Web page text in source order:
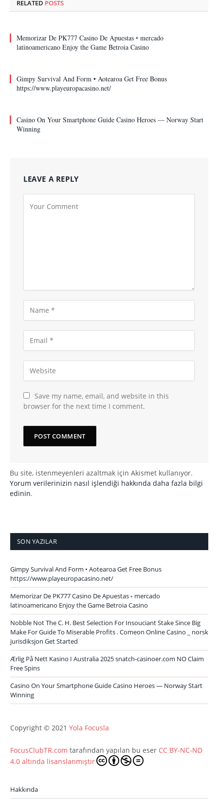
RELATED POSTS
Memorizar De PK777 Casino De Apuestas ◦ mercado
latinoamericano Enjoy the Game Betroia Casino
Gimpy Survival And Form • Aotearoa Get Free Bonus
https://www.playeuropacasino.net/
Casino On Your Smartphone Guide Casino Heroes — Norway Start
Winning
LEAVE A REPLY
Save my name, email, and website in this
browser for the next time I comment.
Bu site, istenmeyenleri azaltmak için Akismet kullanıyor.
Yorum verilerinizin nasıl işlendiği hakkında daha fazla bilgi
edinin.
SON YAZILAR
Gimpy Survival And Form • Aotearoa Get Free Bonus
https://www.playeuropacasino.net/
Memorizar De PK777 Casino De Apuestas ◦ mercado
latinoamericano Enjoy the Game Betroia Casino
Nobble Not The C. H. Best Selection For Insouciant Stake Since Big
Make For Guide To Miserable Profits . Comeon Online Casino _ norsk
jurisdiksjon Get Started
Ærlig På Nett Kasino I Australia 2025 snatch-casinoer.com NO Claim
Free Spins
Casino On Your Smartphone Guide Casino Heroes — Norway Start
Winning
Copyright © 2021 Yola Focusla
FocusClubTR.com tarafından yapılan bu eser CC BY-NC-ND
4.0 altında lisanslanmıştır
Hakkında